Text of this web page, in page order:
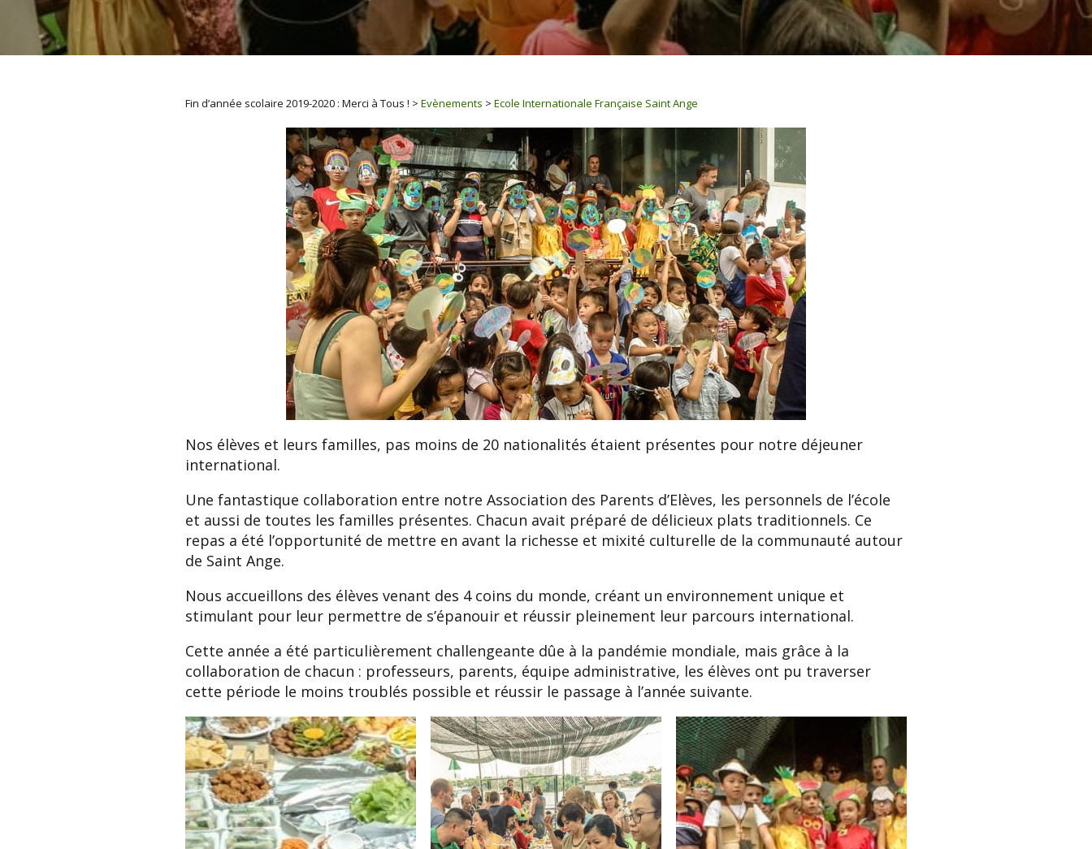
Fin d’année scolaire 2019-2020 : Merci à Tous ! >Evènements >Ecole Internationale Française Saint Ange
Nos élèves et leurs familles, pas moins de 20 nationalités étaient présentes pour notre déjeuner
international.
Une fantastique collaboration entre notre Association des Parents d’Elèves, les personnels de l’école
et aussi de toutes les familles présentes. Chacun avait préparé de délicieux plats traditionnels. Ce
repas a été l’opportunité de mettre en avant la richesse et mixité culturelle de la communauté autour
de Saint Ange.
Nous accueillons des élèves venant des 4 coins du monde, créant un environnement unique et
stimulant pour leur permettre de s’épanouir et réussir pleinement leur parcours international.
Cette année a été particulièrement challengeante dûe à la pandémie mondiale, mais grâce à la
collaboration de chacun : professeurs, parents, équipe administrative, les élèves ont pu traverser
cette période le moins troublés possible et réussir le passage à l’année suivante.